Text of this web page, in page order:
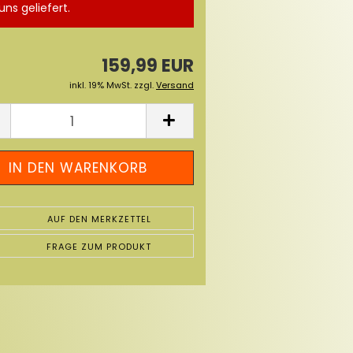
geliefert.
159,99 EUR
inkl. 19% MwSt. zzgl.Versand
AUF DEN MERKZETTEL
FRAGE ZUM PRODUKT